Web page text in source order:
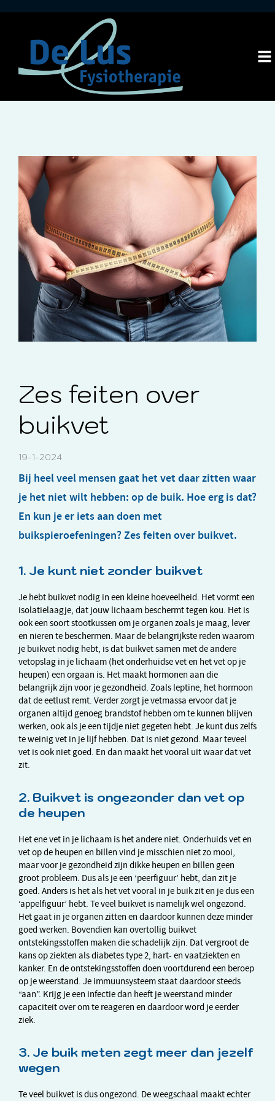
Zes feiten over
buikvet
19-1-2024
Bij heel veel mensen gaat het vet daar zitten waar
je het niet wilt hebben: op de buik. Hoe erg is dat?
En kun je er iets aan doen met
buikspieroefeningen? Zes feiten over buikvet.
1. Je kunt niet zonder buikvet
Je hebt buikvet nodig in een kleine hoeveelheid. Het vormt een
isolatielaagje, dat jouw lichaam beschermt tegen kou. Het is
ook een soort stootkussen om je organen zoals je maag, lever
en nieren te beschermen. Maar de belangrijkste reden waarom
je buikvet nodig hebt, is dat buikvet samen met de andere
vetopslag in je lichaam (het onderhuidse vet en het vet op je
heupen) een orgaan is. Het maakt hormonen aan die
belangrijk zijn voor je gezondheid. Zoals leptine, het hormoon
dat de eetlust remt. Verder zorgt je vetmassa ervoor dat je
organen altijd genoeg brandstof hebben om te kunnen blijven
werken, ook als je een tijdje niet gegeten hebt. Je kunt dus zelfs
te weinig vet in je lijf hebben. Dat is niet gezond. Maar teveel
vet is ook niet goed. En dan maakt het vooral uit waar dat vet
zit.
2. Buikvet is ongezonder dan vet op
de heupen
Het ene vet in je lichaam is het andere niet. Onderhuids vet en
vet op de heupen en billen vind je misschien niet zo mooi,
maar voor je gezondheid zijn dikke heupen en billen geen
groot probleem. Dus als je een ‘peerfiguur’ hebt, dan zit je
goed. Anders is het als het vet vooral in je buik zit en je dus een
‘appelfiguur’ hebt. Te veel buikvet is namelijk wel ongezond.
Het gaat in je organen zitten en daardoor kunnen deze minder
goed werken. Bovendien kan overtollig buikvet
ontstekingsstoffen maken die schadelijk zijn. Dat vergroot de
kans op ziekten als diabetes type 2, hart- en vaatziekten en
kanker. En de ontstekingsstoffen doen voortdurend een beroep
op je weerstand. Je immuunsysteem staat daardoor steeds
“aan”. Krijg je een infectie dan heeft je weerstand minder
capaciteit over om te reageren en daardoor word je eerder
ziek.
3. Je buik meten zegt meer dan jezelf
wegen
Te veel buikvet is dus ongezond. De weegschaal maakt echter